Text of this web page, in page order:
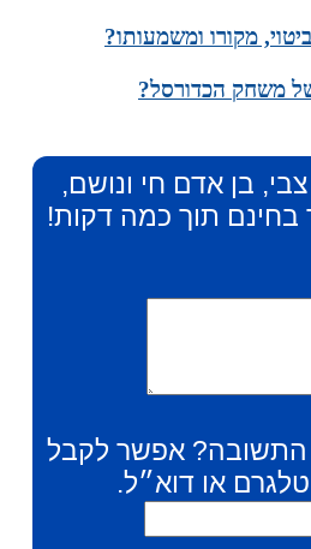
מקורו ומשמעותו?
משחק הכדורסל?
בן אדם חי ונושם,
בחינם תוך כמה דקות!
התשובה? אפשר לקבל
או דוא״ל.